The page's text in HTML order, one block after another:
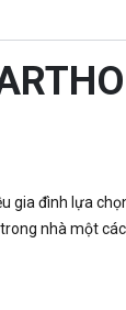
gia đình lựa
nhà một